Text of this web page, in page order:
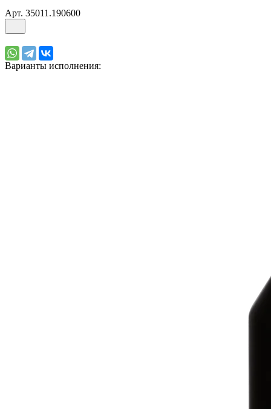
Арт. 35011.190600
Варианты исполнения: